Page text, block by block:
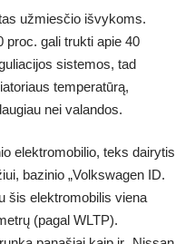
užmiesčio išvykoms.
proc. gali trukti apie 40
sistemos, tad
temperatūrą,
nei valandos.
elektromobilio, teks dairytis
bazinio „Volkswagen ID.
šis elektromobilis viena
(pagal WLTP).